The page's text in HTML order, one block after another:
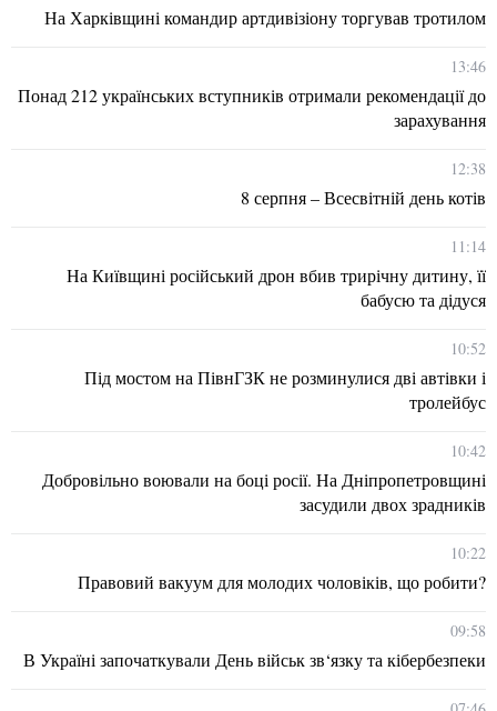
На Харківщині командир артдивізіону торгував тротилом
13:46
Понад 212 українських вступників отримали рекомендації до
зарахування
12:38
8 серпня – Всесвітній день котів
11:14
На Київщині російський дрон вбив трирічну дитину, її
бабусю та дідуся
10:52
Під мостом на ПівнГЗК не розминулися дві автівки і
тролейбус
10:42
Добровільно воювали на боці росії. На Дніпропетровщині
засудили двох зрадників
10:22
Правовий вакуум для молодих чоловіків, що робити?
09:58
В Україні започаткували День військ зв‘язку та кібербезпеки